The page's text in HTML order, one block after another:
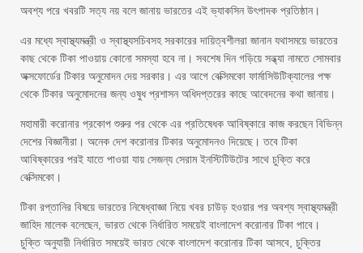
অবশ্য পরে খবরটি সত্য নয় বলে জানায় ভারতের এই ভ্যাকসিন উৎপাদক প্রতিষ্ঠান।
এর মধ্যে স্বাস্থ্যমন্ত্রী ও স্বাস্থ্যসচিবসহ সরকারের দায়িত্বশীলরা জানান যথাসময়ে ভারতের
কাছ থেকে টিকা পাওয়ায় কোনো সমস্যা হবে না। সবশেষ দিন গড়িয়ে সন্ধ্যা নামতে সোমবার
অক্সফোর্ডের টিকার অনুমোদন দেয় সরকার। এর আগে বেক্সিমকো ফার্মাসিউটিক্যালের পক্ষ
থেকে টিকার অনুমোদনের জন্য ওষুধ প্রশাসন অধিদপ্তরের কাছে আবেদনের কথা জানায়।
মহামারী করোনার প্রকোপ শুরুর পর থেকে এর প্রতিষেধক আবিষ্কারে কাজ করছেন বিভিন্ন
দেশের বিজ্ঞানীরা। অনেক দেশ করোনার টিকার অনুমোদনও দিয়েছে। তবে টিকা
আবিষ্কারের পরই যাতে পাওয়া যায় সেজন্য সেরাম ইনস্টিটিউটের সাথে চুক্তি করে
বেক্সিমকো।
টিকা রপ্তানির বিষয়ে ভারতের নিষেধ্বাজ্ঞা নিয়ে খবর চাউড় হওয়ার পর অবশ্য স্বাস্থ্যমন্ত্রী
জাহিদ মালেক বলেছেন, ভারত থেকে নির্ধারিত সময়েই বাংলাদেশ করোনার টিকা পাবে।
চুক্তি অনুযায়ী নির্ধারিত সময়েই ভারত থেকে বাংলাদেশ করোনার টিকা আসবে, চুক্তির